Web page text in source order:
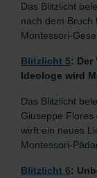
Das Blitzlicht
nach dem Bruch
Montessori-
Blitzlicht 5: Der
Ideologe wird
Das Blitzlicht
Giuseppe Flores
wirft ein neues
Montessori-
Blitzlicht 6: